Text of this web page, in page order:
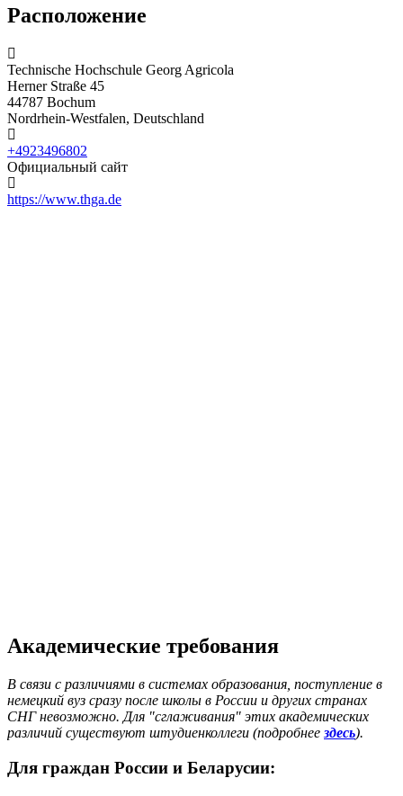
Расположение
Technische Hochschule Georg Agricola
Herner Straße 45
44787 Bochum
Nordrhein-Westfalen, Deutschland
+4923496802
Официальный сайт
https://www.thga.de
Академические требования
В связи с различиями в системах образования, поступление в
немецкий вуз сразу после школы в России и других странах
СНГ невозможно. Для "сглаживания" этих академических
различий существуют штудиенколлеги (подробнее здесь).
Для граждан России и Беларусии: